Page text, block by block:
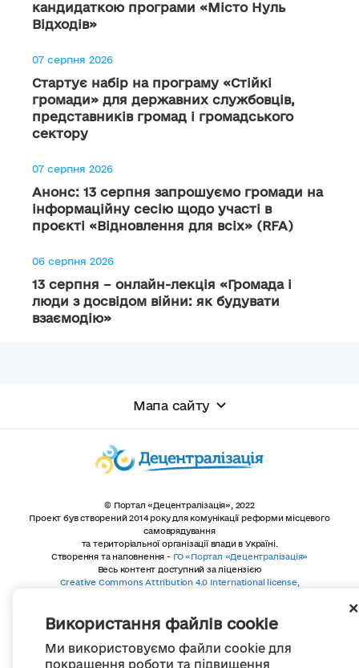
Використання файлів cookie
Ми використовуємо файли cookie для
покращення роботи та підвищення
кандидаткою програми «Місто Нуль
Відходів»
07 серпня 2026
Стартує набір на програму «Стійкі
громади» для державних службовців,
представників громад і громадського
сектору
07 серпня 2026
Анонс: 13 серпня запрошуємо громади на
інформаційну сесію щодо участі в
проєкті «Відновлення для всіх» (RFA)
06 серпня 2026
13 серпня – онлайн-лекція «Громада і
люди з досвідом війни: як будувати
взаємодію»
Мапа сайту
© Портал «Децентралізація», 2022
Проект був створений 2014 року для комунікації реформи місцевого
самоврядування
та територіальної організації влади в Україні.
Створення та наповнення - ГО «Портал «Децентралізація»
Весь контент доступний за ліцензією
Creative Commons Attribution 4.0 International license,